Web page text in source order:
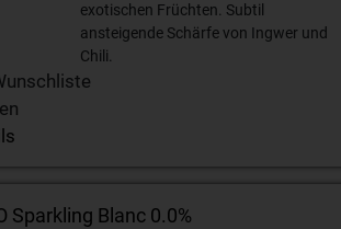
exotischen Früchten. Subtil
ansteigende Schärfe von Ingwer und
Chili.
Sparkling Blanc 0.0%